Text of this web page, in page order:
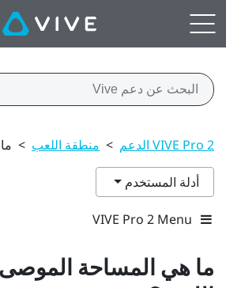
VIVE Pro 2 الدعم > منطقة اللعب >
أدلة المستخدم
VIVE Pro 2 Menu
ما هي المساحة الموصى